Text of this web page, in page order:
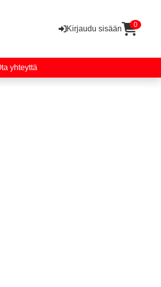
Kirjaudu sisään 0
yhteyttä